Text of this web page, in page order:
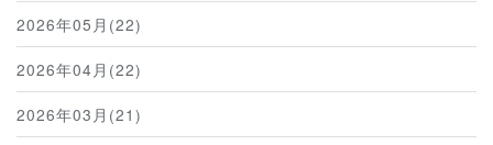
2026年05月(22)
2026年04月(22)
2026年03月(21)